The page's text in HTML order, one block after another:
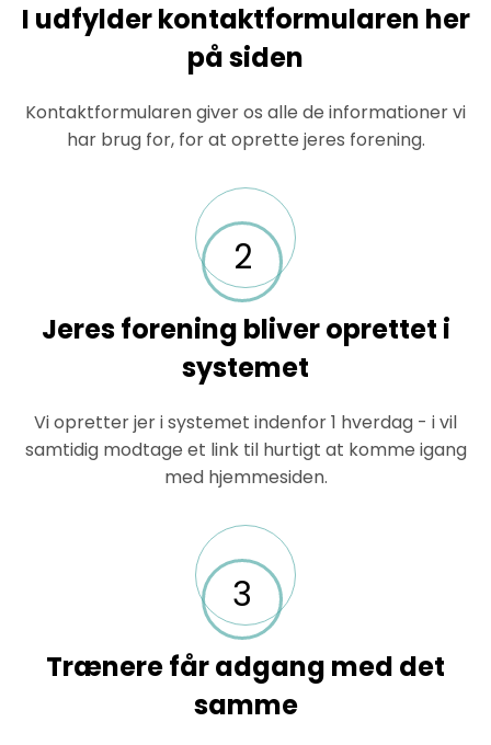
I udfylder kontaktformularen her
på siden
Kontaktformularen giver os alle de informationer vi
har brug for, for at oprette jeres forening.
2
Jeres forening bliver oprettet i
systemet
Vi opretter jer i systemet indenfor 1 hverdag - i vil
samtidig modtage et link til hurtigt at komme igang
med hjemmesiden.
3
Trænere får adgang med det
samme